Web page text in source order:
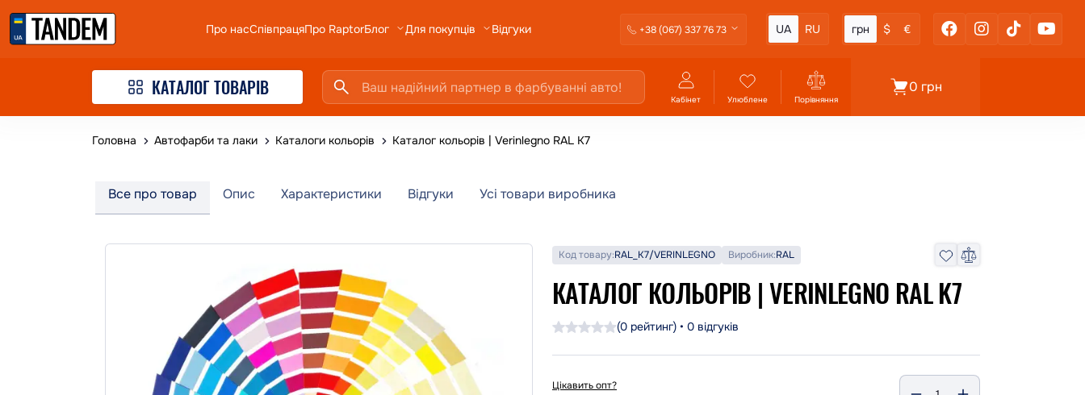
Про насСпівпрацяПро RaptorБлог Для покупців Відгуки +38 (067) 337 76 73 UA RU грн $ €
КАТАЛОГ ТОВАРІВ
Кабінет Улюблене Порівняння
0 грн
Головна Автофарби та лаки Каталоги кольорів Каталог кольорів | Verinlegno RAL K7
Все про товар Опис Характеристики Відгуки Усі товари виробника
Код товару:RAL_K7/VERINLEGNO Виробник:RAL
КАТАЛОГ КОЛЬОРІВ | VERINLEGNO RAL K7
(0 рейтинг) • 0 відгуків
Цікавить опт?